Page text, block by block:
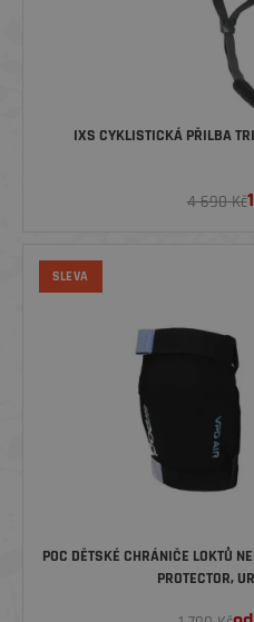
IXS CYKLISTICKÁ PŘILBA
4 690 Kč
SLEVA
POC DĚTSKÉ CHRÁNIČE LOKTŮ
PROTECTOR,